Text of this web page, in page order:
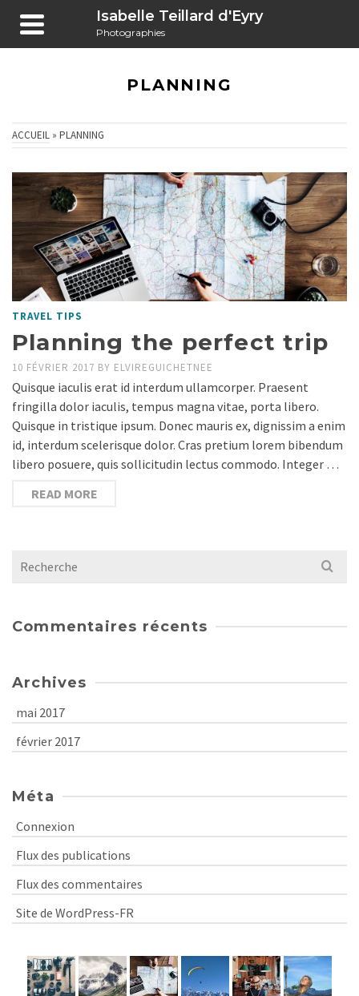
Isabelle Teillard d'Eyry
Photographies
PLANNING
ACCUEIL » PLANNING
TRAVEL TIPS
Planning the perfect trip
10 FÉVRIER 2017 BY ELVIREGUICHETNEE
Quisque iaculis erat id interdum ullamcorper. Praesent
fringilla dolor iaculis, tempus magna vitae, porta libero.
Quisque in tristique ipsum. Donec mauris ex, dignissim a enim
id, interdum scelerisque dolor. Cras pretium lorem bibendum
libero posuere, quis sollicitudin lectus commodo. Integer …
READ MORE
Recherche
Commentaires récents
Archives
mai 2017
février 2017
Méta
Connexion
Flux des publications
Flux des commentaires
Site de WordPress-FR